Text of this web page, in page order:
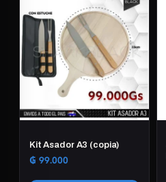
Kit Asador A3 (copia)
₲ 99.000